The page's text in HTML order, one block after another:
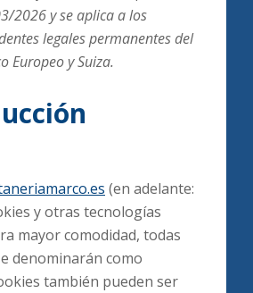
2026 y se aplica a los
legales permanentes del
Europeo y Suiza.
(en adelante:
y otras tecnologías
mayor comodidad, todas
denominarán como
también pueden ser